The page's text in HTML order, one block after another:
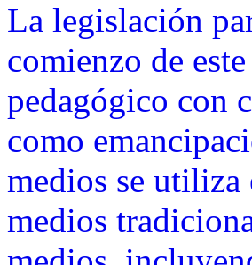
La legislación
comienzo de
pedagógico con
como
medios se
medios